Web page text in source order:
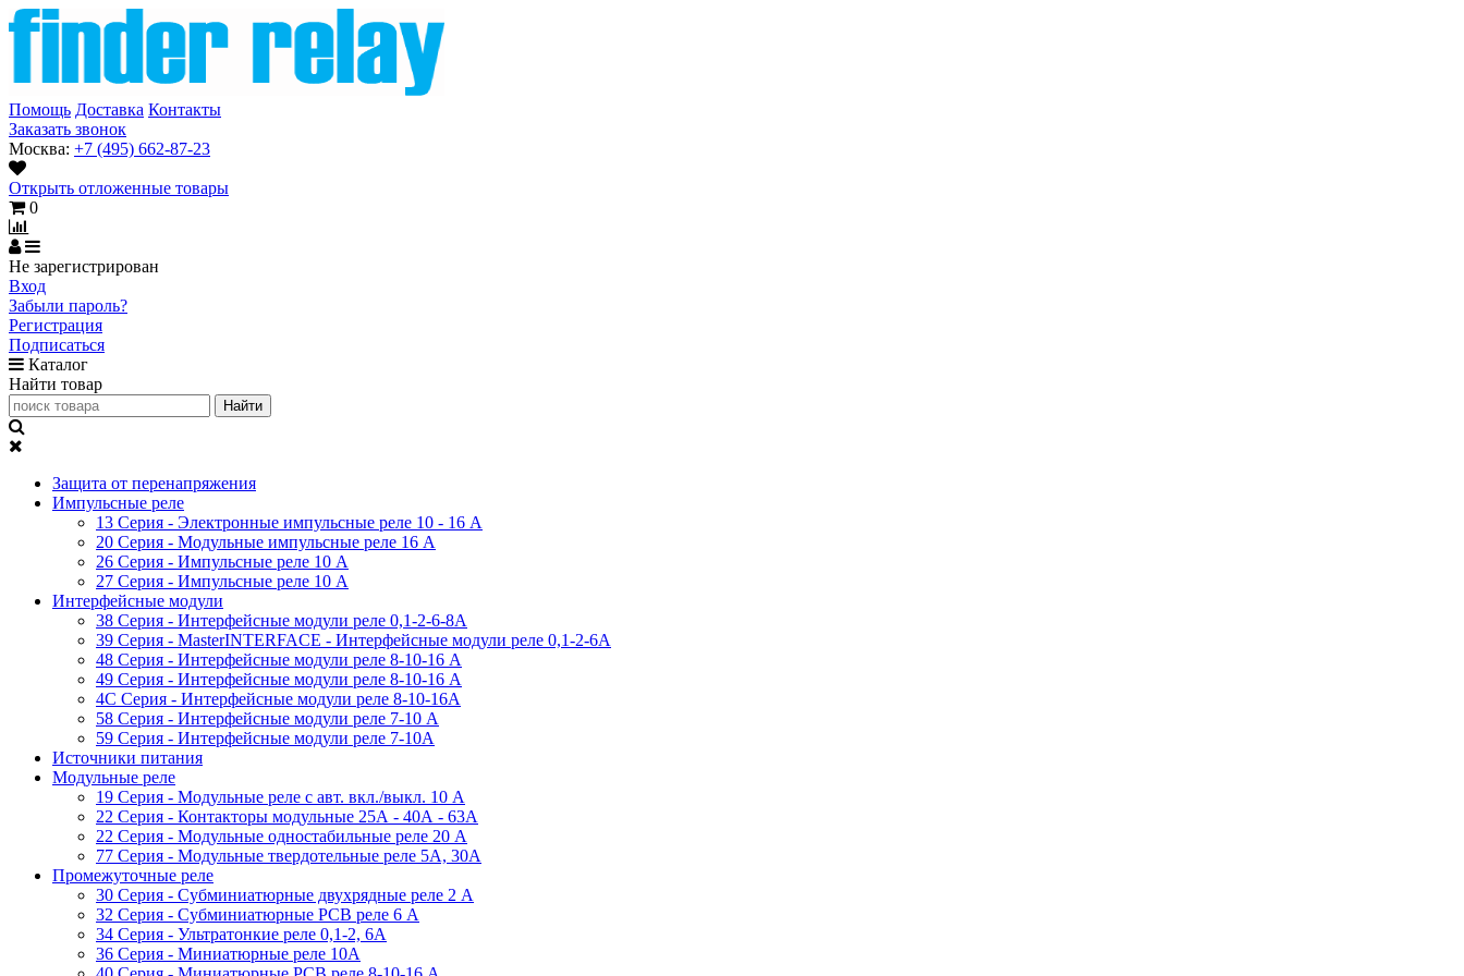
Помощь Доставка Контакты
Заказать звонок
Москва: +7 (495) 662-87-23
Открыть отложенные товары
0
Не зарегистрирован
Вход
Забыли пароль?
Регистрация
Подписаться
Каталог
Найти товар
Защита от перенапряжения
Импульсные реле
13 Серия - Электронные импульсные реле 10 - 16 A
20 Серия - Модульные импульсные реле 16 A
26 Серия - Импульсные реле 10 A
27 Серия - Импульсные реле 10 A
Интерфейсные модули
38 Cерия - Интерфейсные модули реле 0,1-2-6-8А
39 Cерия - MasterINTERFACE - Интерфейсные модули реле 0,1-2-6А
48 Cерия - Интерфейсные модули реле 8-10-16 A
49 Серия - Интерфейсные модули реле 8-10-16 A
4C Серия - Интерфейсные модули реле 8-10-16А
58 Серия - Интерфейсные модули реле 7-10 A
59 Серия - Интерфейсные модули реле 7-10А
Источники питания
Модульные реле
19 Cерия - Модульные реле с авт. вкл./выкл. 10 A
22 Серия - Контакторы модульные 25А - 40А - 63А
22 Серия - Модульные одностабильные реле 20 A
77 Серия - Модульные твердотельные реле 5А, 30А
Промежуточные реле
30 Серия - Субминиатюрные двухрядные реле 2 A
32 Серия - Субминиатюрные PCB реле 6 A
34 Серия - Ультратонкие реле 0,1-2, 6A
36 Серия - Миниатюрные реле 10А